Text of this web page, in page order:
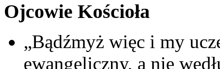
Ojcowie Kościoła
„Bądźmyż więc i my
ewangeliczny, a nie